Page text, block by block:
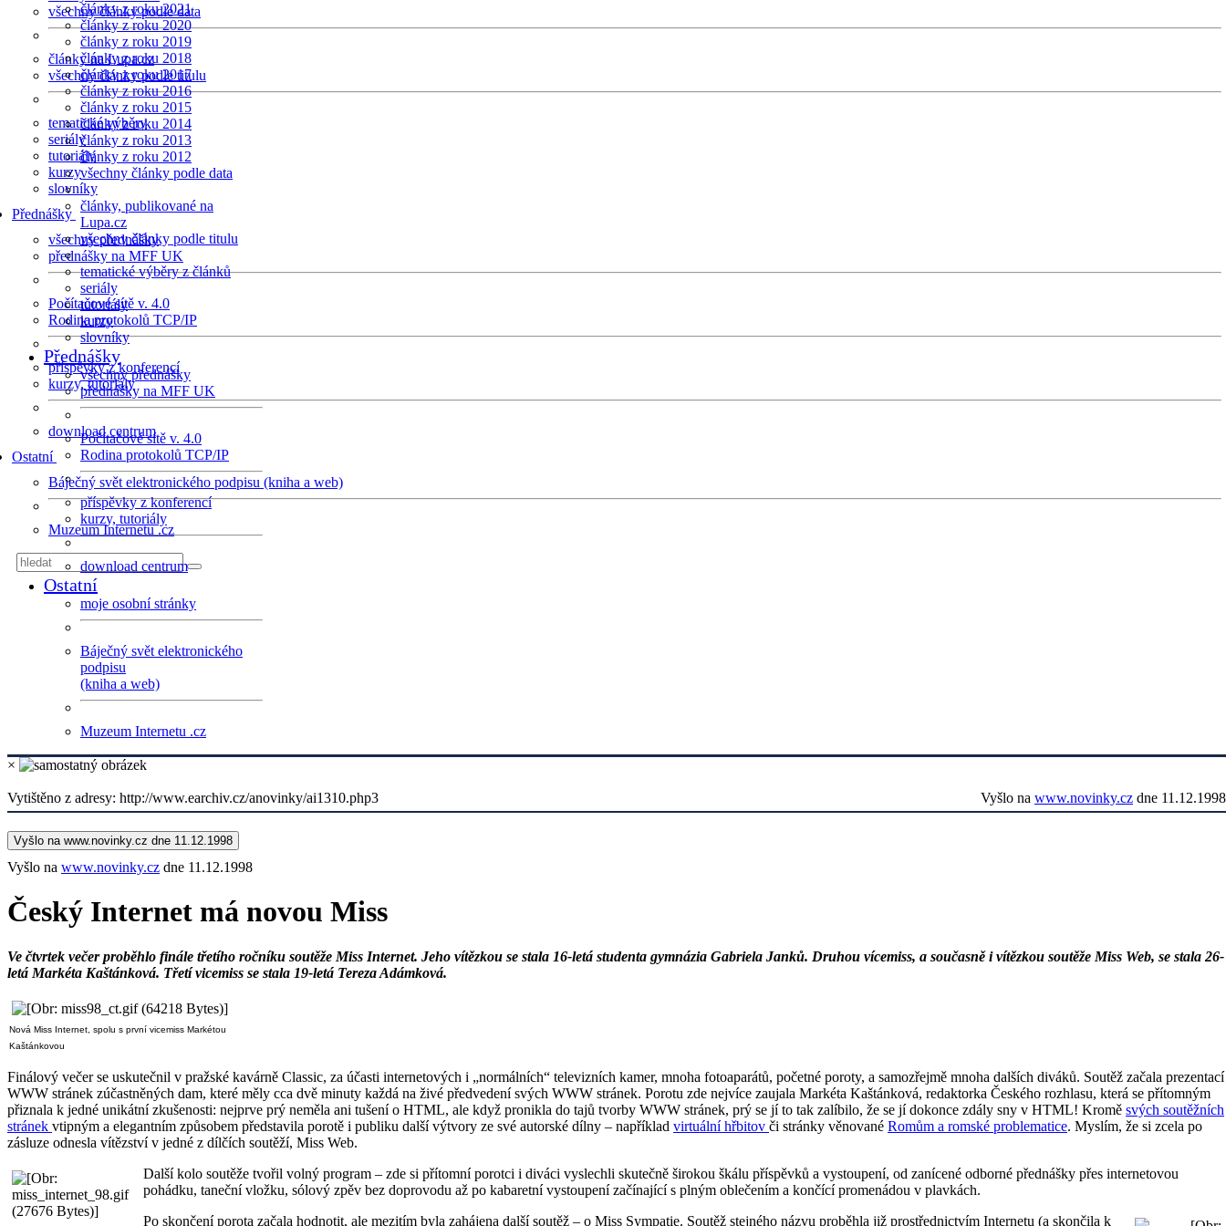
všechny články podle data
články na Lupa.cz
všechny články podle titulu
tematické výběry
seriály
tutoriály
kurzy
slovníky
Přednášky
všechny přednášky
přednášky na MFF UK
Počítačové sítě v. 4.0
Rodina protokolů TCP/IP
příspěvky z konferencí
kurzy, tutoriály
download centrum
Ostatní
Báječný svět elektronického podpisu (kniha a web)
Muzeum Internetu .cz
články z roku 2021
články z roku 2020
články z roku 2019
články z roku 2018
články z roku 2017
články z roku 2016
články z roku 2015
články z roku 2014
články z roku 2013
články z roku 2012
všechny články podle data
články, publikované na
Lupa.cz
všechny články podle titulu
tematické výběry z článků
seriály
tutoriály
kurzy
slovníky
Přednášky
všechny přednášky
přednášky na MFF UK
Počítačové sítě v. 4.0
Rodina protokolů TCP/IP
příspěvky z konferencí
kurzy, tutoriály
download centrum
Ostatní
moje osobní stránky
Báječný svět elektronického
podpisu
(kniha a web)
Muzeum Internetu .cz
×
Vyšlo na www.novinky.cz dne 11.12.1998
Vytištěno z adresy: http://www.earchiv.cz/anovinky/ai1310.php3
Vyšlo na www.novinky.cz dne 11.12.1998
Vyšlo na www.novinky.cz dne 11.12.1998
Český Internet má novou Miss
Ve čtvrtek večer proběhlo finále třetího ročníku soutěže Miss Internet. Jeho vítězkou se stala 16-letá studenta gymnázia Gabriela Janků. Druhou vícemiss, a současně i vítězkou soutěže Miss Web, se stala 26-
letá Markéta Kaštánková. Třetí vicemiss se stala 19-letá Tereza Adámková.
Nová Miss Internet, spolu s první vicemiss Markétou
Kaštánkovou
Finálový večer se uskutečnil v pražské kavárně Classic, za účasti internetových i „normálních“ televizních kamer, mnoha fotoaparátů, početné poroty, a samozřejmě mnoha dalších diváků. Soutěž začala prezentací
WWW stránek zúčastněných dam, které měly cca dvě minuty každá na živé předvedení svých WWW stránek. Porotu zde nejvíce zaujala Markéta Kaštánková, redaktorka Českého rozhlasu, která se přítomným
přiznala k jedné unikátní zkušenosti: nejprve prý neměla ani tušení o HTML, ale když pronikla do tajů tvorby WWW stránek, prý se jí to tak zalíbilo, že se jí dokonce zdály sny v HTML! Kromě svých soutěžních
stránek vtipným a elegantním způsobem představila porotě i publiku další výtvory ze své autorské dílny – například virtuální hřbitov či stránky věnované Romům a romské problematice. Myslím, že si zcela po
zásluze odnesla vítězství v jedné z dílčích soutěží, Miss Web.
Další kolo soutěže tvořil volný program – zde si přítomní porotci i diváci vyslechli skutečně širokou škálu příspěvků a vystoupení, od zanícené odborné přednášky přes internetovou
pohádku, taneční vložku, sólový zpěv bez doprovodu až po kabaretní vystoupení začínající s plným oblečením a končící promenádou v plavkách.
Po skončení porota začala hodnotit, ale mezitím byla zahájena další soutěž – o Miss Sympatie. Soutěž stejného názvu proběhla již prostřednictvím Internetu (a skončila k